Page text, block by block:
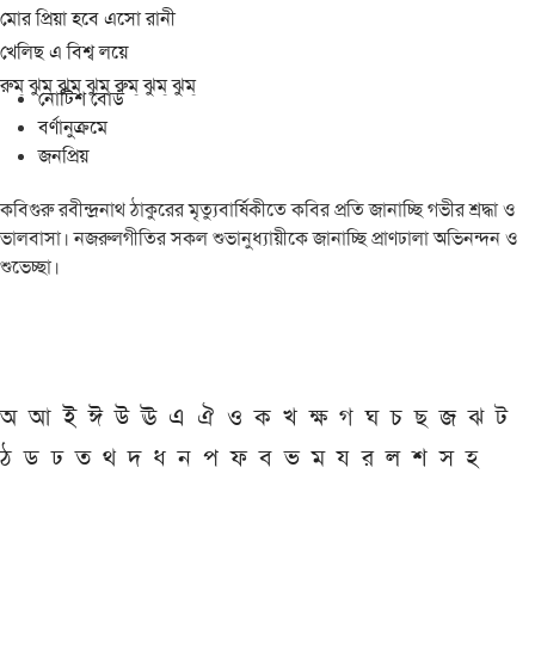
মোর প্রিয়া হবে এসো রানী
খেলিছ এ বিশ্ব লয়ে
রুম্ ঝুম্ ঝুম্ ঝুম্ রুম্ ঝুম্ ঝুম্
নোটিশ বোর্ড
বর্ণানুক্রমে
জনপ্রিয়
কবিগুরু রবীন্দ্রনাথ ঠাকুরের মৃত্যুবার্ষিকীতে কবির প্রতি জানাচ্ছি গভীর শ্রদ্ধা ও
ভালবাসা। নজরুলগীতির সকল শুভানুধ্যায়ীকে জানাচ্ছি প্রাণঢালা অভিনন্দন ও
শুভেচ্ছা।
অ আ ই ঈ উ ঊ এ ঐ ও ক খ ক্ষ গ ঘ চ ছ জ ঝ ট
ঠ ড ঢ ত থ দ ধ ন প ফ ব ভ ম য র ল শ স হ